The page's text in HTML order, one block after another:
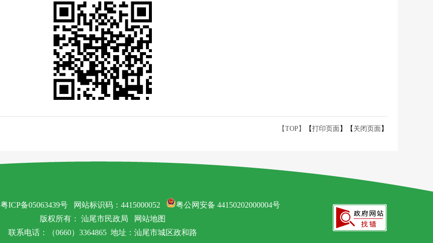
【TOP】 【打印页面 】【 关闭页面 】
粤ICP备05063439号网站标识码：4415000052
粤公网安备 44150202000004号
版权所有： 汕尾市民政局
网站地图
联系电话：（0660）3364865 地址：汕尾市城区政和路